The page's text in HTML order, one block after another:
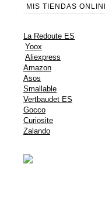
MIS TIENDAS
La Redoute ES
Yoox
Aliexpress
Amazon
Asos
Smallable
Vertbaudet ES
Gocco
Curiosite
Zalando